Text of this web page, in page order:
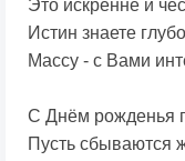
Это искренне и
Истин знаете
Массу - с Вами
С Днём рожденья
Пусть сбываются